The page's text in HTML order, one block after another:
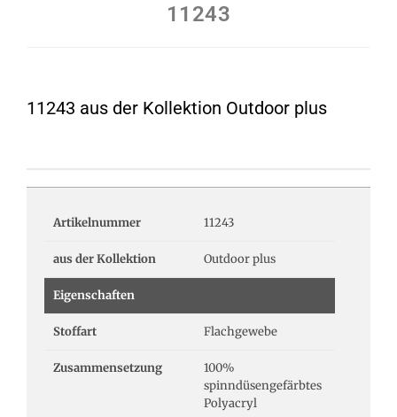
11243
11243 aus der Kollektion Outdoor plus
Artikelnummer 11243
aus der Kollektion Outdoor plus
Eigenschaften
Stoffart Flachgewebe
Zusammensetzung
100%
spinndüsengefärbtes
Polyacryl